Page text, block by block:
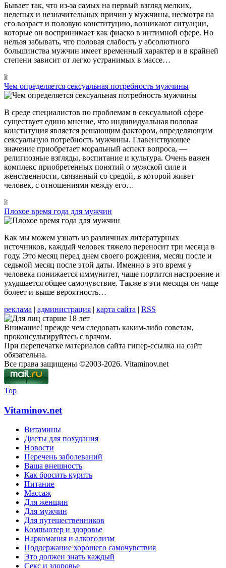
Бывает так, что из-за самых на первый взгляд мелких,
нелепых и незначительных причин у мужчины, несмотря на
его возраст и половую конституцию, возникают ситуации,
которые он воспринимает как фиаско в интимной сфере. Но
нельзя забывать, что половая слабость у абсолютного
большинства мужчин имеет временный характер и в крайней
степени зависит от легко устранимых в массе…
Чем определяется сексуальная потребность мужчины
В среде специалистов по проблемам в сексуальной сфере
существует едино мнение, что индивидуальная половая
конституция является решающим фактором, определяющим
сексуальную потребность мужчины. Главенствующее
значение приобретает моральный аспект вопроса, —
религиозные взгляды, воспитание и культура. Очень важен
комплекс приобретенных понятий о мужской силе и
женственности, связанный со средой, в которой живет
человек, с отношениями между его…
Плохое время года для мужчин
Как мы можем узнать из различных литературных
источников, каждый человек тяжело переносит три месяца в
году. Это месяц перед днем своего рождения, месяц после и
седьмой месяц после этой даты. Именно в это время у
человека понижается иммунитет, чаще портится настроение и
ухудшается общее самочувствие. Также в эти месяцы он чаще
болеет и выше вероятность…
реклама | администрация | карта сайта | RSS
Внимание! прежде чем следовать каким-либо советам,
проконсультируйтесь с врачом.
При перепечатке материалов сайта гипер-ссылка на сайт
обязательна.
Все права защищены ©2003-2026. Vitaminov.net
Top
Vitaminov.net
Витамины
Диеты для похудания
Новости
Перечень заболеваний
Ваша внешность
Как бросить курить
Питание
Массаж
Для женщин
Для мужчин
Для путешественников
Компьютер и здоровье
Наркомания и алкоголизм
Поддержание хорошего самочувствия
Это должен знать каждый
Секс и здоровье